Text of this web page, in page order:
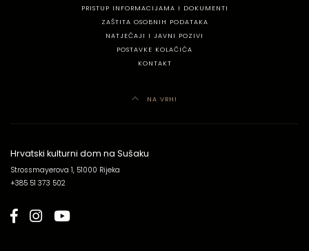
PRISTUP INFORMACIJAMA I DOKUMENTI
ZAŠTITA OSOBNIH PODATAKA
NATJEČAJI I JAVNI POZIVI
POSTAVKE KOLAČIĆA
KONTAKT
NA VRH!
Hrvatski kulturni dom na Sušaku
Strossmayerova 1, 51000 Rijeka
+385 51 373 502